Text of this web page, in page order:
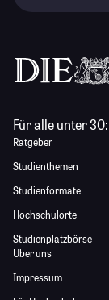
Für alle unter 30:
Ratgeber
Studienthemen
Studienformate
Hochschulorte
Studienplatzbörse
Über uns
Impressum